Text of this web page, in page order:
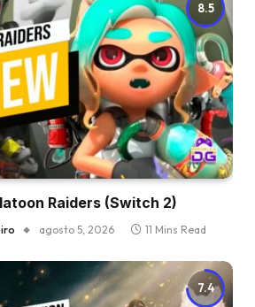
8.5
Raiders (Switch 2)
agosto 5, 2026 11 Mins Read
7.4